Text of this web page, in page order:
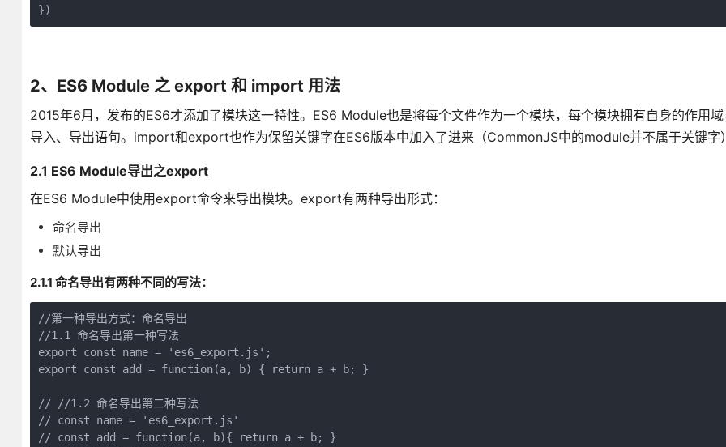
})
2、ES6 Module 之 export 和 import 用法
2015年6月，发布的ES6才添加了模块这一特性。ES6 Module也是将每个文件作为一个模块，每个模块拥有自身的作用
导入、导出语句。import和export也作为保留关键字在ES6版本中加入了进来（CommonJS中的module并不属于关键字
2.1 ES6 Module导出之export
在ES6 Module中使用export命令来导出模块。export有两种导出形式：
命名导出
默认导出
2.1.1 命名导出有两种不同的写法：
//第一种导出方式：命名导出
//1.1 命名导出第一种写法
export const name = 'es6_export.js';
export const add = function(a, b) { return a + b; }
// //1.2 命名导出第二种写法
// const name = 'es6_export.js'
// const add = function(a, b){ return a + b; }